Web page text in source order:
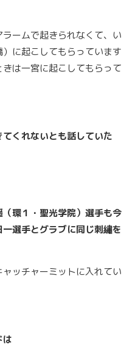
ームで起きられなくて、い
に起こしてもらっています
は一宮に起こしてもらって
くれないとも話していた
環１・聖光学院）選手も今
選手とグラブに同じ刺繡を
ッチャーミットに入れてい
は